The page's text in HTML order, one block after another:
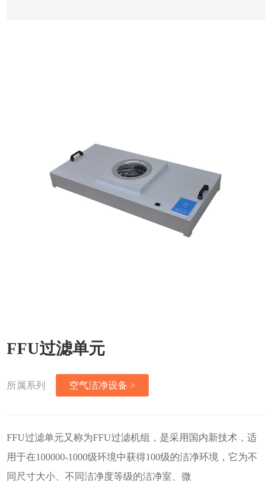
FFU过滤单元
所属系列 空气洁净设备 >
FFU过滤单元又称为FFU过滤机组，是采用国内新技术，适
用于在100000-1000级环境中获得100级的洁净环境，它为不
同尺寸大小、不同洁净度等级的洁净室、微